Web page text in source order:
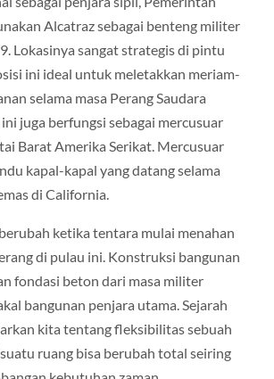
Alcatraz sebagai benteng militer
Lokasinya sangat strategis di pintu
ini ideal untuk meletakkan meriam-
selama masa Perang Saudara
juga berfungsi sebagai mercusuar
Barat Amerika Serikat. Mercusuar
kapal-kapal yang datang selama
di California.
ketika tentara mulai menahan
di pulau ini. Konstruksi bangunan
fondasi beton dari masa militer
bangunan penjara utama. Sejarah
kita tentang fleksibilitas sebuah
ruang bisa berubah total seiring